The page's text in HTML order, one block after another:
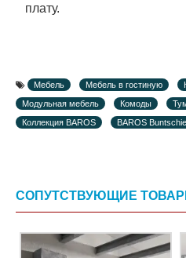
плату.
Мебель Мебель в гостиную
Модульная мебель
Комоды
Коллекция BAROS
BAROS
СОПУТСТВУЮЩИЕ